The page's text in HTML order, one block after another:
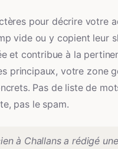
pour décrire votre
vide ou y copient leur
et contribue à la
principaux, votre zone
Pas de liste de
pas le spam.
à Challans a rédigé